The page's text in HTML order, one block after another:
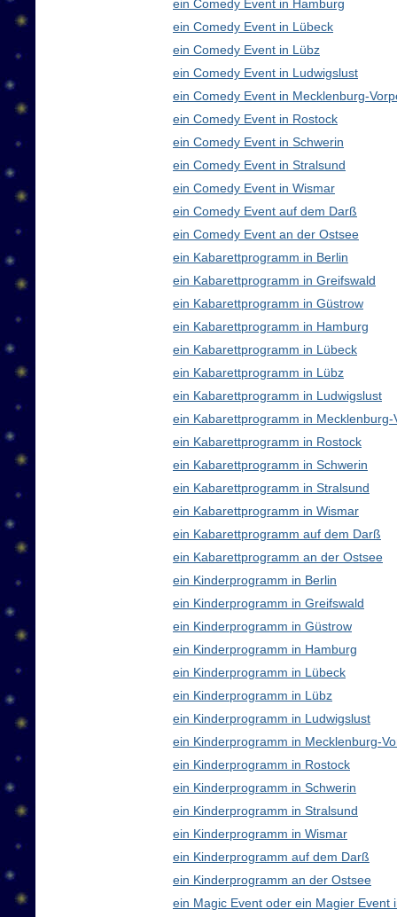
ein Comedy Event in Hamburg
ein Comedy Event in Lübeck
ein Comedy Event in Lübz
ein Comedy Event in Ludwigslust
ein Comedy Event in Mecklenburg-
ein Comedy Event in Rostock
ein Comedy Event in Schwerin
ein Comedy Event in Stralsund
ein Comedy Event in Wismar
ein Comedy Event auf dem Darß
ein Comedy Event an der Ostsee
ein Kabarettprogramm in Berlin
ein Kabarettprogramm in Greifswald
ein Kabarettprogramm in Güstrow
ein Kabarettprogramm in Hamburg
ein Kabarettprogramm in Lübeck
ein Kabarettprogramm in Lübz
ein Kabarettprogramm in Ludwigslust
ein Kabarettprogramm in
ein Kabarettprogramm in Rostock
ein Kabarettprogramm in Schwerin
ein Kabarettprogramm in Stralsund
ein Kabarettprogramm in Wismar
ein Kabarettprogramm auf dem Darß
ein Kabarettprogramm an der Ostsee
ein Kinderprogramm in Berlin
ein Kinderprogramm in Greifswald
ein Kinderprogramm in Güstrow
ein Kinderprogramm in Hamburg
ein Kinderprogramm in Lübeck
ein Kinderprogramm in Lübz
ein Kinderprogramm in Ludwigslust
ein Kinderprogramm in Mecklenburg-
ein Kinderprogramm in Rostock
ein Kinderprogramm in Schwerin
ein Kinderprogramm in Stralsund
ein Kinderprogramm in Wismar
ein Kinderprogramm auf dem Darß
ein Kinderprogramm an der Ostsee
ein Magic Event oder ein Magier Event